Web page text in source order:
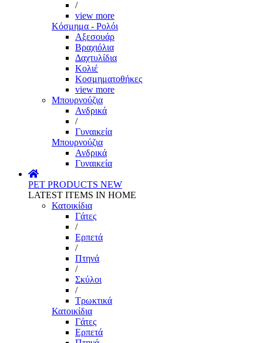
/
view more
Κόσμημα - Ρολόι
Αξεσουάρ
Βραχιόλια
Δαχτυλίδια
Κολιέ
Κοσμηματοθήκες
view more
Μπουρνούζια
Ανδρικά
/
Γυναικεία
Μπουρνούζια
Ανδρικά
Γυναικεία
PET PRODUCTS NEW
LATEST ITEMS IN HOME
Κατοικίδια
Γάτες
/
Ερπετά
/
Πτηνά
/
Σκύλοι
/
Τρωκτικά
Κατοικίδια
Γάτες
Ερπετά